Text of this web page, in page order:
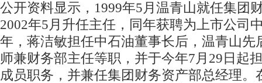
公开资料显示，1999年5月温青山就任集团
2002年5月升任主任，同年获聘为上市公司
年，蒋洁敏担任中石油董事长后，温青山先
师兼财务部主任等职，并于今年7月29日起
成员职务，并兼任集团财务资产部总经理。